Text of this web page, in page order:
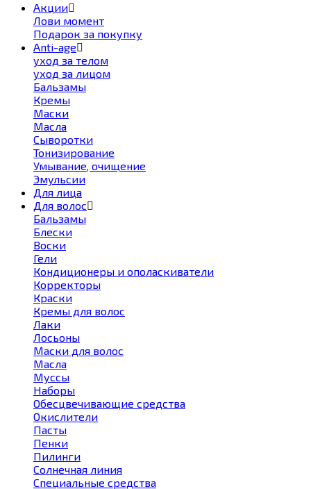
Акции
Лови момент
Подарок за покупку
Anti-age
уход за телом
уход за лицом
Бальзамы
Кремы
Маски
Масла
Сыворотки
Тонизирование
Умывание, очищение
Эмульсии
Для лица
Для волос
Бальзамы
Блески
Воски
Гели
Кондиционеры и ополаскиватели
Корректоры
Краски
Кремы для волос
Лаки
Лосьоны
Маски для волос
Масла
Муссы
Наборы
Обесцвечивающие средства
Окислители
Пасты
Пенки
Пилинги
Солнечная линия
Специальные средства